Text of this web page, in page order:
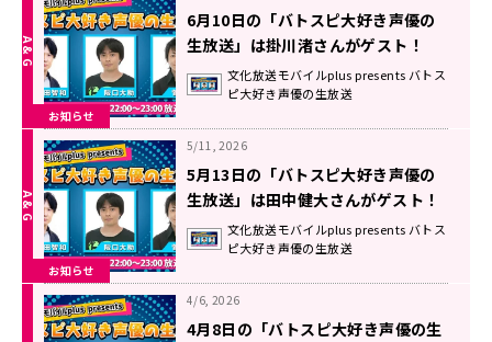
お知らせ
6月10日の「バトスピ大好き声優の
生放送」は掛川渚さんがゲスト！
文化放送モバイルplus presents バトス
ピ大好き声優の生放送
お知らせ
5/11, 2026
5月13日の「バトスピ大好き声優の
生放送」は田中健大さんがゲスト！
文化放送モバイルplus presents バトス
ピ大好き声優の生放送
4/6, 2026
4月8日の「バトスピ大好き声優の生